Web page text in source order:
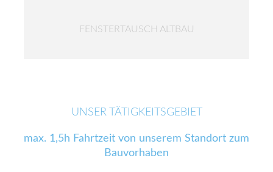
FENSTERTAUSCH ALTBAU
UNSER TÄTIGKEITSGEBIET
max. 1,5h Fahrtzeit von unserem Standort zum
Bauvorhaben